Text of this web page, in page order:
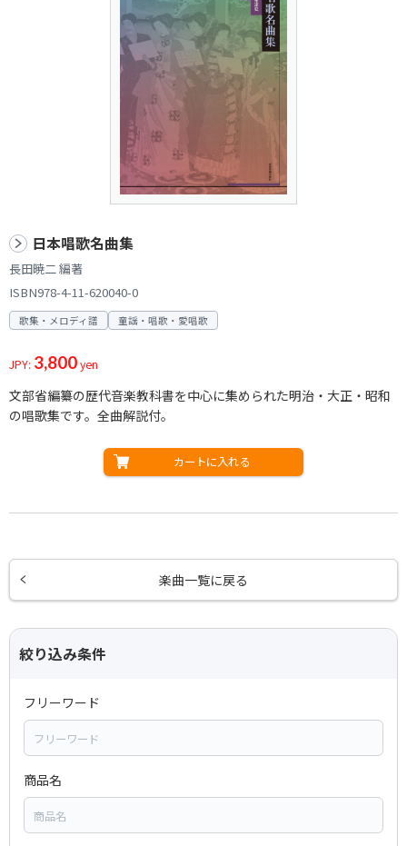
日本唱歌名曲集
長田暁二 編著
ISBN978-4-11-620040-0
歌集・メロディ譜 童謡・唱歌・愛唱歌
JPY: 3,800yen
文部省編纂の歴代音楽教科書を中心に集められた明治・大正・昭和
の唱歌集です。全曲解説付。
カートに入れる
楽曲一覧に戻る
絞り込み条件
フリーワード
商品名